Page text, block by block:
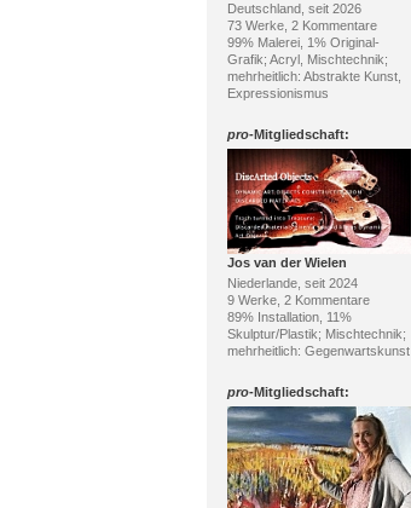
Deutschland, seit 2026
73 Werke, 2 Kommentare
99% Malerei, 1% Original-
Grafik; Acryl, Mischtechnik;
mehrheitlich: Abstrakte Kunst,
Expressionismus
pro-Mitgliedschaft:
Jos van der Wielen
Niederlande, seit 2024
9 Werke, 2 Kommentare
89% Installation, 11%
Skulptur/Plastik; Mischtechnik;
mehrheitlich: Gegenwartskunst
pro-Mitgliedschaft: